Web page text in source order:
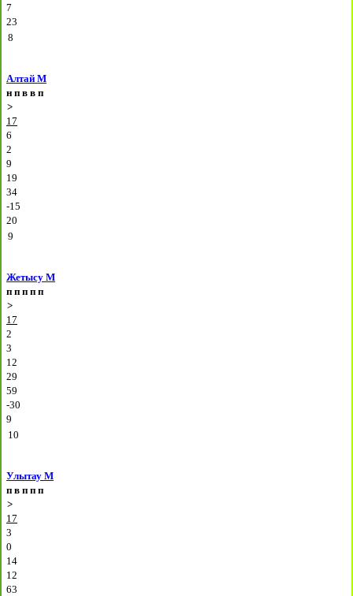
7
23
8
Алтай М
н п в в п
>
17
6
2
9
19
34
-15
20
9
Жетысу М
п п п п п
>
17
2
3
12
29
59
-30
9
10
Улытау М
п в п п п
>
17
3
0
14
12
63